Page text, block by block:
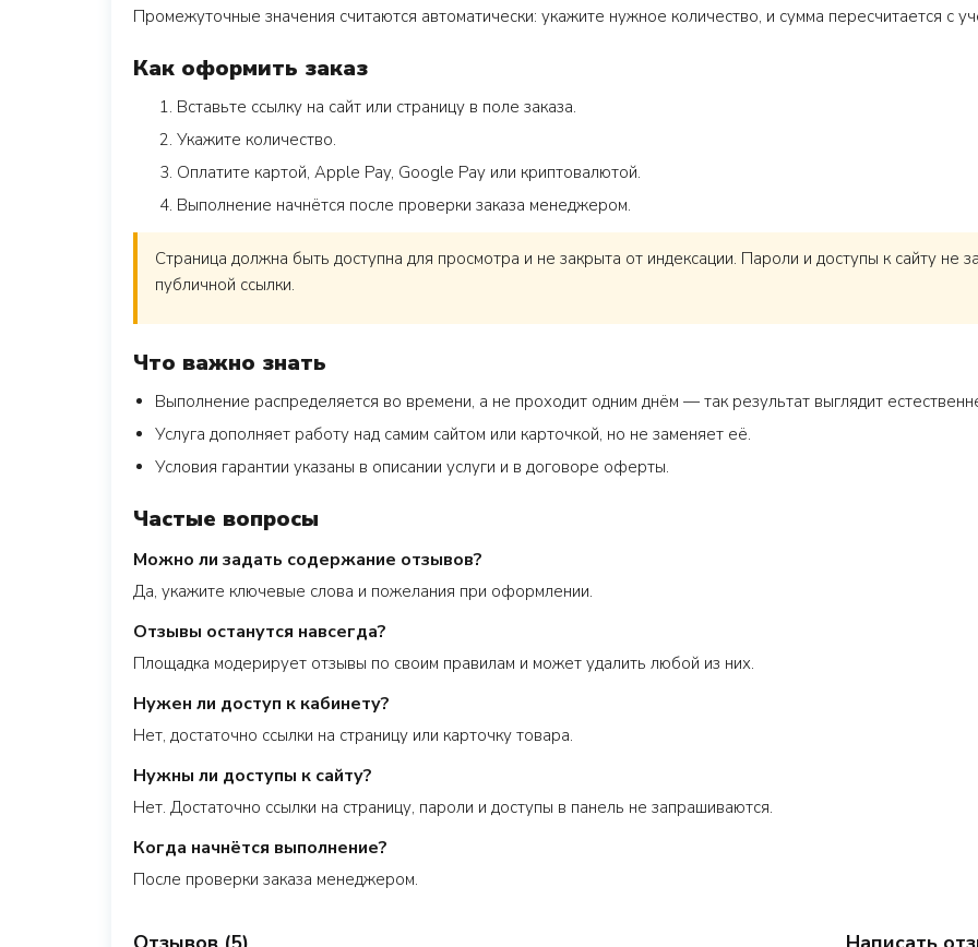
Промежуточные значения считаются автоматически: укажите нужное количество, и сумма пересчитается с
Как оформить заказ
Вставьте ссылку на сайт или страницу в поле заказа.
Укажите количество.
Оплатите картой, Apple Pay, Google Pay или криптовалютой.
Выполнение начнётся после проверки заказа менеджером.
Страница должна быть доступна для просмотра и не закрыта от индексации. Пароли и доступы к сайту
публичной ссылки.
Что важно знать
Выполнение распределяется во времени, а не проходит одним днём — так результат выглядит
Услуга дополняет работу над самим сайтом или карточкой, но не заменяет её.
Условия гарантии указаны в описании услуги и в договоре оферты.
Частые вопросы
Можно ли задать содержание отзывов?
Да, укажите ключевые слова и пожелания при оформлении.
Отзывы останутся навсегда?
Площадка модерирует отзывы по своим правилам и может удалить любой из них.
Нужен ли доступ к кабинету?
Нет, достаточно ссылки на страницу или карточку товара.
Нужны ли доступы к сайту?
Нет. Достаточно ссылки на страницу, пароли и доступы в панель не запрашиваются.
Когда начнётся выполнение?
После проверки заказа менеджером.